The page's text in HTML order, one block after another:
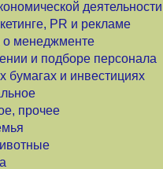
деятельности
PR и рекламе
о менеджменте
и подборе персонала
бумагах и инвестициях
прочее